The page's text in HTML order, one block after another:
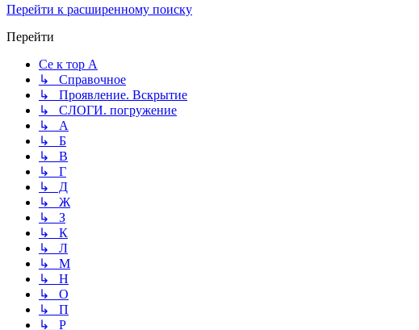
Перейти к расширенному поиску
Перейти
Се к тор А
↳ Справочное
↳ Проявление. Вскрытие
↳ СЛОГИ. погружение
↳ А
↳ Б
↳ В
↳ Г
↳ Д
↳ Ж
↳ З
↳ К
↳ Л
↳ М
↳ Н
↳ О
↳ П
↳ Р